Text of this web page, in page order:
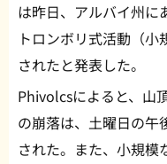
は昨日、アルバイ州に
トロンボリ式活動（
されたと発表した。
Phivolcsによると、山
の崩落は、土曜日の午
された。また、小規